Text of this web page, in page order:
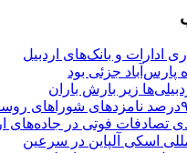
ادارات و بانک‌های اردبیل
پارس‌‌آباد جزئی بود
زیر بارش باران
اسکی آلپاین در سرعین